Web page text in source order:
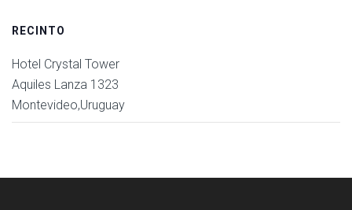
RECINTO
Hotel Crystal Tower
Aquiles Lanza 1323
Montevideo,Uruguay